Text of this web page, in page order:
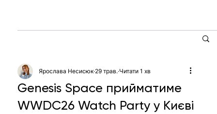
Genesis Space прийматиме
WWDC26 Watch Party у Києві
Ярослава Несисюк 29 трав. Читати 1 хв